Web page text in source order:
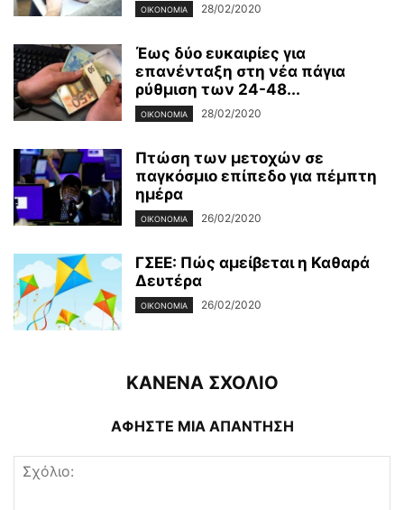
ΟΙΚΟΝΟΜΊΑ 28/02/2020
Έως δύο ευκαιρίες για
επανένταξη στη νέα πάγια
ρύθμιση των 24-48...
ΟΙΚΟΝΟΜΊΑ 28/02/2020
Πτώση των μετοχών σε
παγκόσμιο επίπεδο για πέμπτη
ημέρα
ΟΙΚΟΝΟΜΊΑ 26/02/2020
ΓΣΕΕ: Πώς αμείβεται η Καθαρά
Δευτέρα
ΟΙΚΟΝΟΜΊΑ 26/02/2020
ΚΑΝΕΝΑ ΣΧΟΛΙΟ
ΑΦΗΣΤΕ ΜΙΑ ΑΠΑΝΤΗΣΗ